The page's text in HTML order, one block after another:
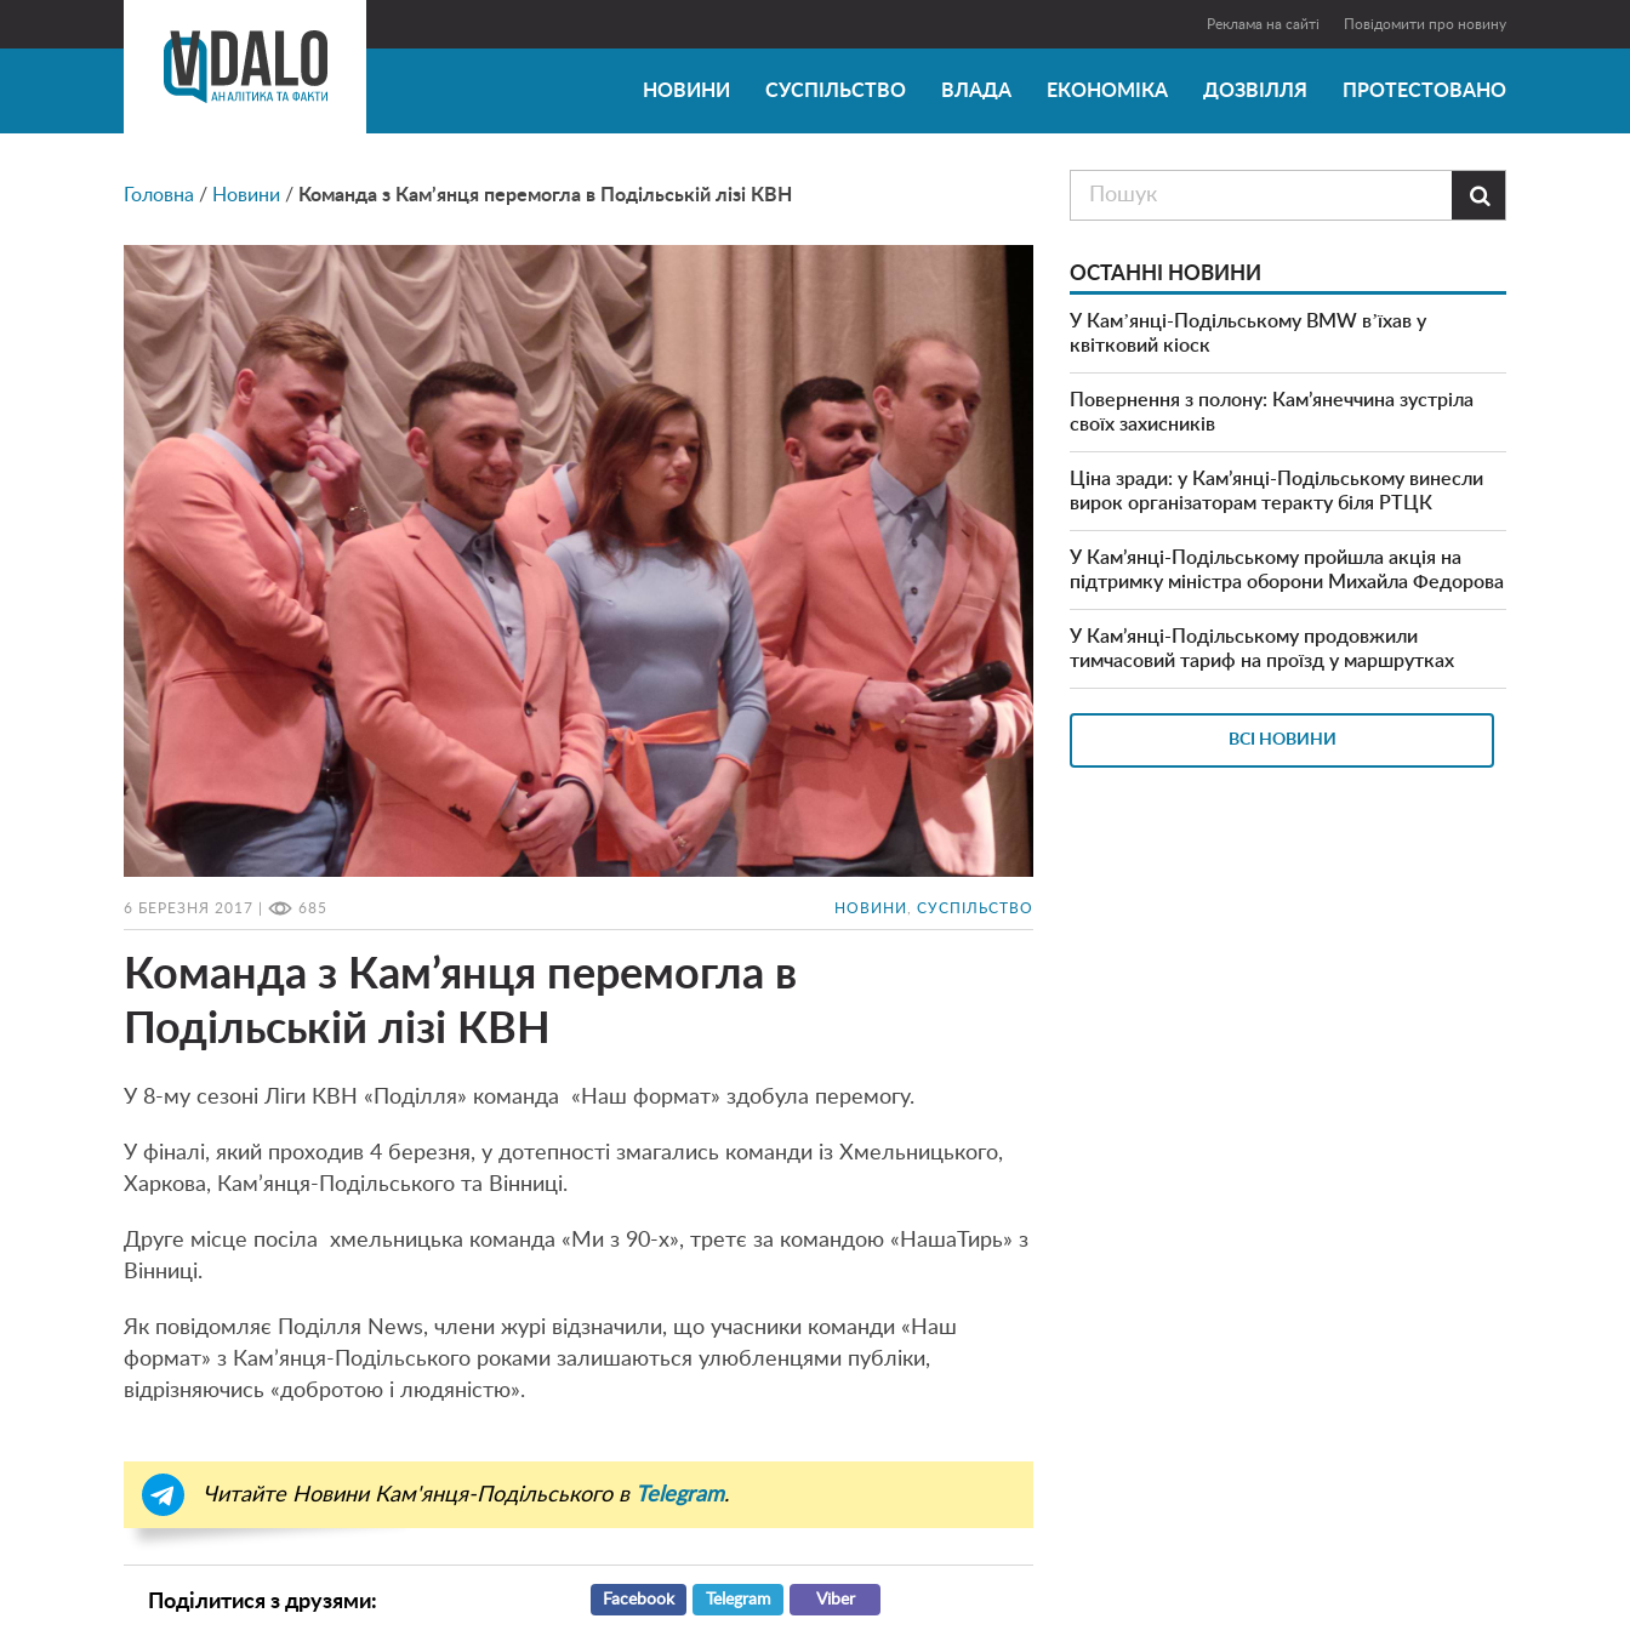
Реклама на сайті Повідомити про новину
НОВИНИ СУСПІЛЬСТВО ВЛАДА ЕКОНОМІКА ДОЗВІЛЛЯ ПРОТЕСТОВАНО
Головна / Новини / Команда з Кам’янця перемогла в Подільській лізі КВН
6 БЕРЕЗНЯ 2017 | 685 НОВИНИ СУСПІЛЬСТВО
Команда з Кам’янця перемогла в
Подільській лізі КВН
У 8-му сезоні Ліги КВН «Поділля» команда «Наш формат» здобула перемогу.
У фіналі, який проходив 4 березня, у дотепності змагались команди із Хмельницького,
Харкова, Кам’янця-Подільського та Вінниці.
Друге місце посіла хмельницька команда «Ми з 90-х», третє за командою «НашаТирь» з
Вінниці.
Як повідомляє Поділля News, члени журі відзначили, що учасники команди «Наш
формат» з Кам’янця-Подільського роками залишаються улюбленцями публіки,
відрізняючись «добротою і людяністю».
Читайте Новини Кам'янця-Подільського в Telegram.
Поділитися з друзями: Facebook Telegram Viber

ОСТАННІ НОВИНИ
У Камʼянці-Подільському BMW вʼїхав у
квітковий кіоск
Повернення з полону: Кам’янеччина зустріла
своїх захисників
Ціна зради: у Кам’янці-Подільському винесли
вирок організаторам теракту біля РТЦК
У Кам’янці-Подільському пройшла акція на
підтримку міністра оборони Михайла Федорова
У Кам’янці-Подільському продовжили
тимчасовий тариф на проїзд у маршрутках
ВСІ НОВИНИ